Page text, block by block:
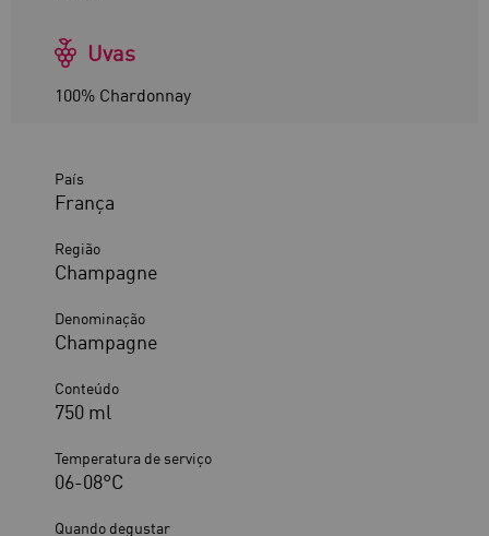
Uvas
100% Chardonnay
País
França
Região
Champagne
Denominação
Champagne
Conteúdo
750 ml
Temperatura de serviço
06-08°C
Quando degustar